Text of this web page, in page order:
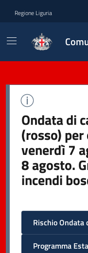
Regione Liguria
Ondata di
(rosso)
venerdì 7
8 agosto.
incendi
Rischio Ondata
Programma